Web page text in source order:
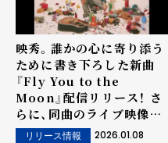
映秀。誰かの心に寄り添う
ために書き下ろした新曲
『Fly You to the
Moon』配信リリース！ さ
らに、同曲のライブ映像も
初公開！！！
リリース情報 2026.01.08